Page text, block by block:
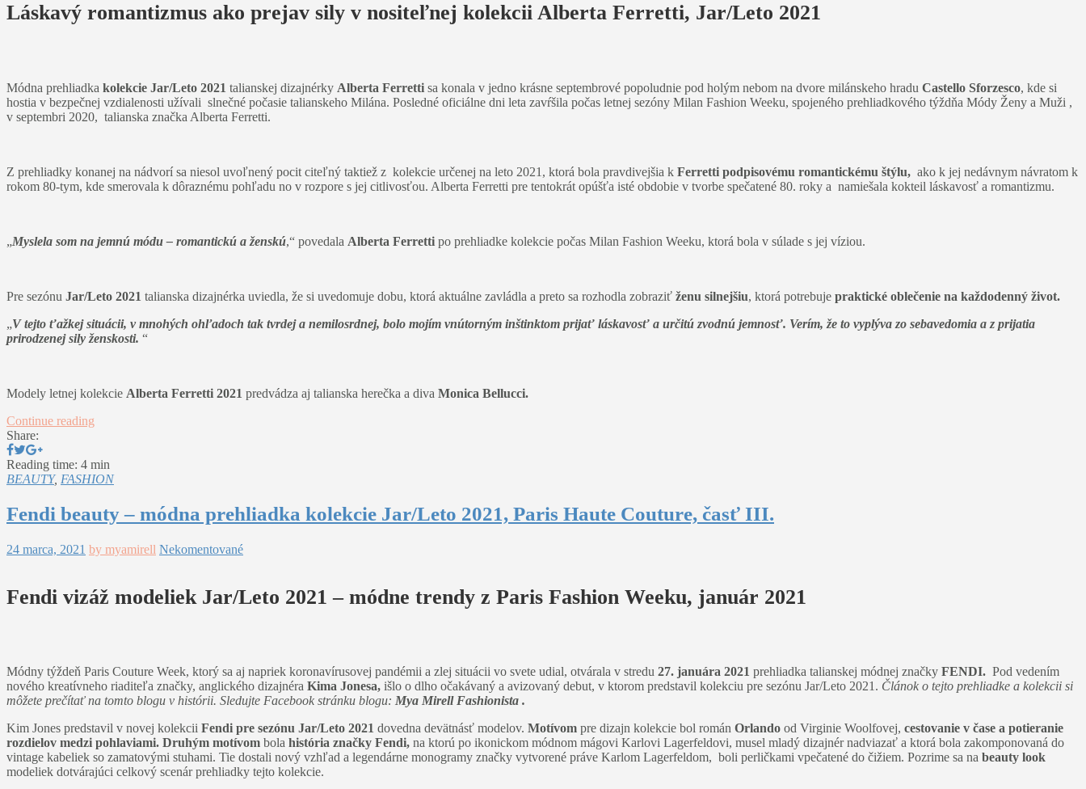
Láskavý romantizmus ako prejav sily v nositeľnej kolekcii Alberta Ferretti, Jar/Leto 2021
Módna prehliadka kolekcie Jar/Leto 2021 talianskej dizajnérky Alberta Ferretti sa konala v jedno krásne septembrové popoludnie pod holým nebom na dvore milánskeho hradu Castello Sforzesco, kde si
hostia v bezpečnej vzdialenosti užívali slnečné počasie talianskeho Milána. Posledné oficiálne dni leta zavŕšila počas letnej sezóny Milan Fashion Weeku, spojeného prehliadkového týždňa Módy Ženy a Muži ,
v septembri 2020, talianska značka Alberta Ferretti.
Z prehliadky konanej na nádvorí sa niesol uvoľnený pocit citeľný taktiež z kolekcie určenej na leto 2021, ktorá bola pravdivejšia k Ferretti podpisovému romantickému štýlu, ako k jej nedávnym návratom k
rokom 80-tym, kde smerovala k dôraznému pohľadu no v rozpore s jej citlivosťou. Alberta Ferretti pre tentokrát opúšťa isté obdobie v tvorbe spečatené 80. roky a namiešala kokteil láskavosť a romantizmu.
„Myslela som na jemnú módu – romantickú a ženskú,“ povedala Alberta Ferretti po prehliadke kolekcie počas Milan Fashion Weeku, ktorá bola v súlade s jej víziou.
Pre sezónu Jar/Leto 2021 talianska dizajnérka uviedla, že si uvedomuje dobu, ktorá aktuálne zavládla a preto sa rozhodla zobraziť ženu silnejšiu, ktorá potrebuje praktické oblečenie na každodenný život.
„V tejto ťažkej situácii, v mnohých ohľadoch tak tvrdej a nemilosrdnej, bolo mojím vnútorným inštinktom prijať láskavosť a určitú zvodnú jemnosť. Verím, že to vyplýva zo sebavedomia a z prijatia
prirodzenej sily ženskosti. “
Modely letnej kolekcie Alberta Ferretti 2021 predvádza aj talianska herečka a diva Monica Bellucci.
Continue reading
Share:
Reading time: 4 min
BEAUTY, FASHION
Fendi beauty – módna prehliadka kolekcie Jar/Leto 2021, Paris Haute Couture, časť III.
24 marca, 2021 by myamirell Nekomentované
Fendi vizáž modeliek Jar/Leto 2021 – módne trendy z Paris Fashion Weeku, január 2021
Módny týždeň Paris Couture Week, ktorý sa aj napriek koronavírusovej pandémii a zlej situácii vo svete udial, otvárala v stredu 27. januára 2021 prehliadka talianskej módnej značky FENDI. Pod vedením
nového kreatívneho riaditeľa značky, anglického dizajnéra Kima Jonesa, išlo o dlho očakávaný a avizovaný debut, v ktorom predstavil kolekciu pre sezónu Jar/Leto 2021. Článok o tejto prehliadke a kolekcii si
môžete prečítať na tomto blogu v histórii. Sledujte Facebook stránku blogu: Mya Mirell Fashionista .
Kim Jones predstavil v novej kolekcii Fendi pre sezónu Jar/Leto 2021 dovedna devätnásť modelov. Motívom pre dizajn kolekcie bol román Orlando od Virginie Woolfovej, cestovanie v čase a potieranie
rozdielov medzi pohlaviami. Druhým motívom bola história značky Fendi, na ktorú po ikonickom módnom mágovi Karlovi Lagerfeldovi, musel mladý dizajnér nadviazať a ktorá bola zakomponovaná do
vintage kabeliek so zamatovými stuhami. Tie dostali nový vzhľad a legendárne monogramy značky vytvorené práve Karlom Lagerfeldom, boli perličkami vpečatené do čižiem. Pozrime sa na beauty look
modeliek dotvárajúci celkový scenár prehliadky tejto kolekcie.